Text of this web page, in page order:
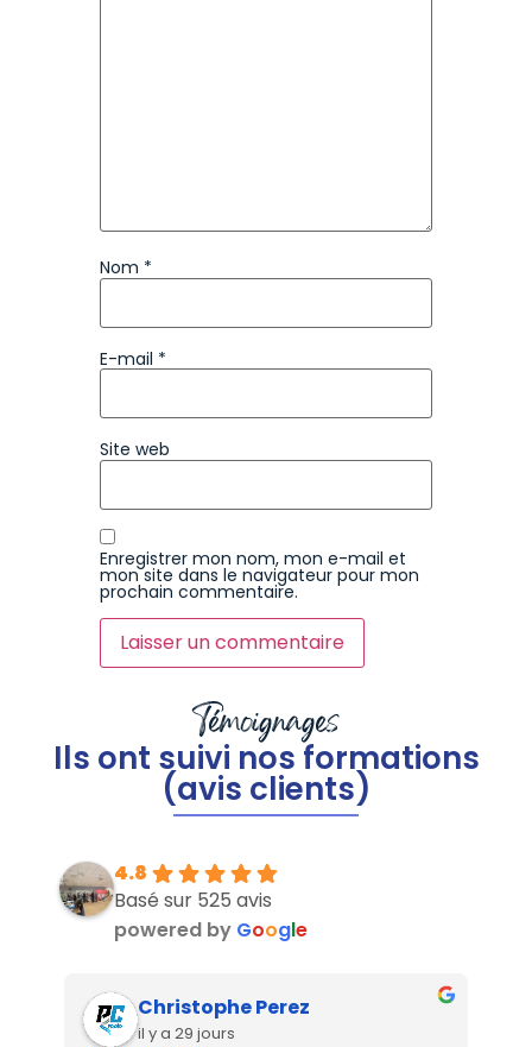
Nom *
E-mail *
Site web
Enregistrer mon nom, mon e-mail et
mon site dans le navigateur pour mon
prochain commentaire.
Témoignages
Ils ont suivi nos formations
(avis clients)
4.8
Basé sur 525 avis
powered by Google
Christophe Perez
il y a 29 jours